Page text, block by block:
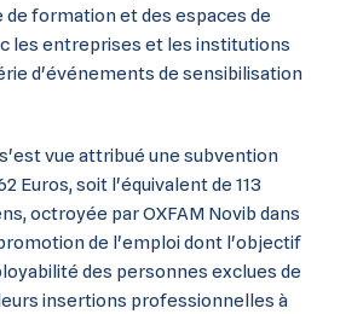
de formation et des espaces de
les entreprises et les institutions
d'événements de sensibilisation
s'est vue attribué une subvention
Euros, soit l'équivalent de 113
octroyée par OXFAM Novib dans
de l'emploi dont l'objectif
des personnes exclues de
insertions professionnelles à